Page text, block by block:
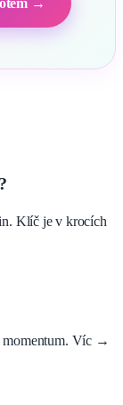
Klíč je v krocích
momentum. Víc →